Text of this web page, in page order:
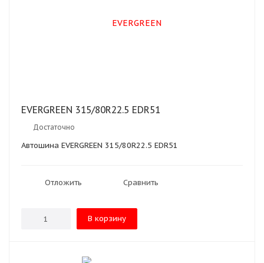
EVERGREEN 315/80R22.5 EDR51
Достаточно
Автошина EVERGREEN 315/80R22.5 EDR51
Отложить Сравнить
В корзину